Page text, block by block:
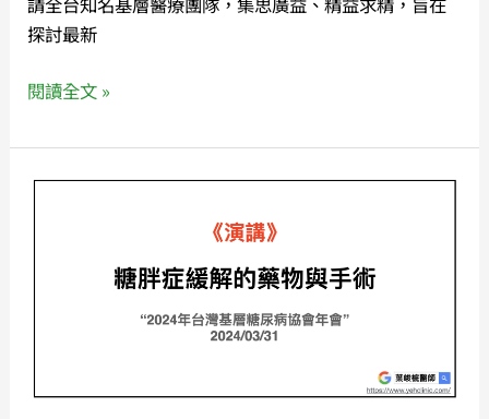
探討最新
WAVE，
台
灣
討
閱讀全文 »
《演
的